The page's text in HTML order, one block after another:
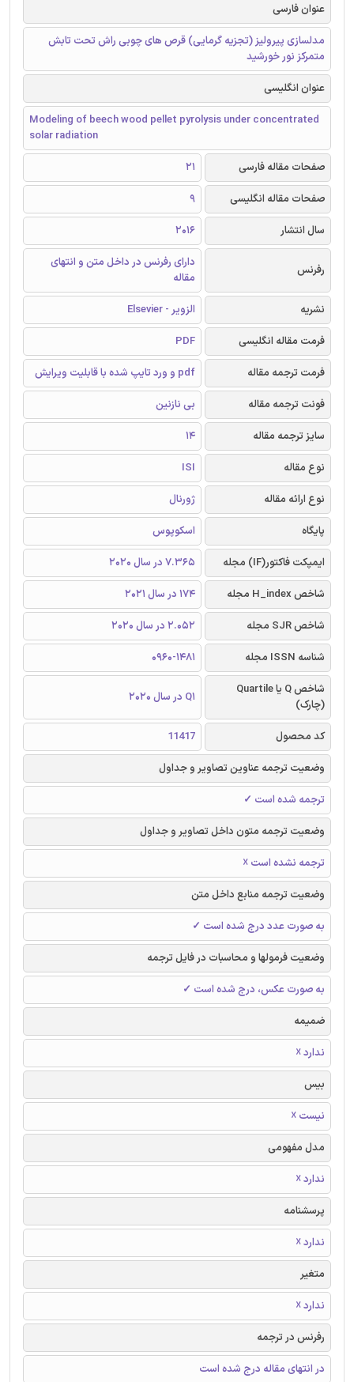
عنوان فارسی
مدلسازی پیرولیز (تجزیه گرمایی) قرص های چوبی راش تحت تابش
متمرکز نور خورشید
عنوان انگلیسی
Modeling of beech wood pellet pyrolysis under concentrated
solar radiation
صفحات مقاله فارسی
21
صفحات مقاله انگلیسی
9
سال انتشار
2016
رفرنس
دارای رفرنس در داخل متن و انتهای
مقاله
نشریه
الزویر - Elsevier
فرمت مقاله انگلیسی
PDF
فرمت ترجمه مقاله
pdf و ورد تایپ شده با قابلیت ویرایش
فونت ترجمه مقاله
بی نازنین
سایز ترجمه مقاله
14
نوع مقاله
ISI
نوع ارائه مقاله
ژورنال
پایگاه
اسکوپوس
ایمپکت فاکتور(IF) مجله
7.365 در سال 2020
شاخص H_index مجله
174 در سال 2021
شاخص SJR مجله
2.052 در سال 2020
شناسه ISSN مجله
0960-1481
شاخص Q یا Quartile
(چارک)
Q1 در سال 2020
کد محصول
11417
وضعیت ترجمه عناوین تصاویر و جداول
ترجمه شده است ✓
وضعیت ترجمه متون داخل تصاویر و جداول
ترجمه نشده است ☓
وضعیت ترجمه منابع داخل متن
به صورت عدد درج شده است ✓
وضعیت فرمولها و محاسبات در فایل ترجمه
به صورت عکس، درج شده است ✓
ضمیمه
ندارد ☓
بیس
نیست ☓
مدل مفهومی
ندارد ☓
پرسشنامه
ندارد ☓
متغیر
ندارد ☓
رفرنس در ترجمه
در انتهای مقاله درج شده است